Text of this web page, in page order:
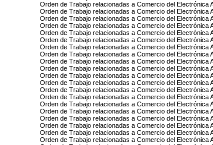
Orden de Trabajo relacionadas a Comercio del Electrónica
Orden de Trabajo relacionadas a Comercio del Electrónica
Orden de Trabajo relacionadas a Comercio del Electrónica
Orden de Trabajo relacionadas a Comercio del Electrónica
Orden de Trabajo relacionadas a Comercio del Electrónica
Orden de Trabajo relacionadas a Comercio del Electrónica
Orden de Trabajo relacionadas a Comercio del Electrónica
Orden de Trabajo relacionadas a Comercio del Electrónica
Orden de Trabajo relacionadas a Comercio del Electrónica
Orden de Trabajo relacionadas a Comercio del Electrónica
Orden de Trabajo relacionadas a Comercio del Electrónica
Orden de Trabajo relacionadas a Comercio del Electrónica
Orden de Trabajo relacionadas a Comercio del Electrónica
Orden de Trabajo relacionadas a Comercio del Electrónica
Orden de Trabajo relacionadas a Comercio del Electrónica
Orden de Trabajo relacionadas a Comercio del Electrónica
Orden de Trabajo relacionadas a Comercio del Electrónica
Orden de Trabajo relacionadas a Comercio del Electrónica
Orden de Trabajo relacionadas a Comercio del Electrónica
Orden de Trabajo relacionadas a Comercio del Electrónica